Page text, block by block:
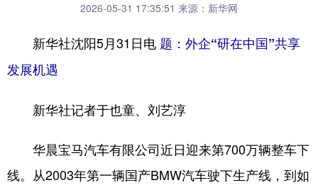
财经 社会
文化 教育 健康 旅游
体育
北京 天津 河北 山西
2026-05-31 17:35:51 来源：新华网
新华社沈阳5月31日电 题：外企“研在中国”共享
发展机遇
新华社记者于也童、刘艺淳
华晨宝马汽车有限公司近日迎来第700万辆整车下
线。从2003年第一辆国产BMW汽车驶下生产线，到如